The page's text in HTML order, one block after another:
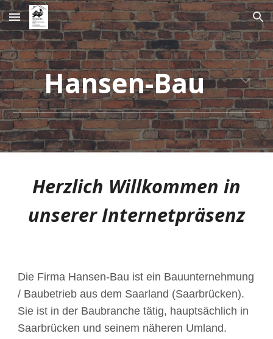
Skip to main content Skip to navigation
Hansen-Bau
Herzlich Willkommen in
unserer Internetpräsenz
Die Firma Hansen-Bau ist ein Bauunternehmung
/ Baubetrieb aus dem Saarland (Saarbrücken).
Sie ist in der Baubranche tätig, hauptsächlich in
Saarbrücken und seinem näheren Umland.